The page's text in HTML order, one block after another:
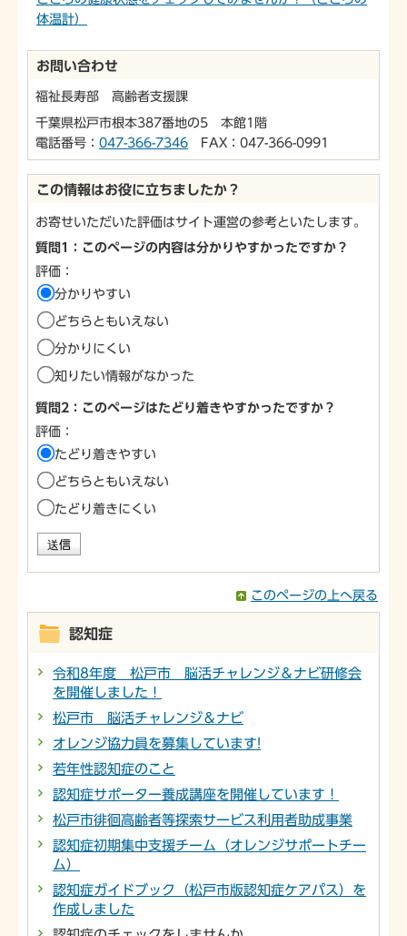
体温計）
お問い合わせ
福祉長寿部 高齢者支援課
千葉県松戸市根本387番地の5 本館1階
電話番号： 047-366-7346 FAX：047-366-0991
この情報はお役に立ちましたか？
お寄せいただいた評価はサイト運営の参考といたします。
質問1：このページの内容は分かりやすかったですか？
評価：
分かりやすい
どちらともいえない
分かりにくい
知りたい情報がなかった
質問2：このページはたどり着きやすかったですか？
評価：
たどり着きやすい
どちらともいえない
たどり着きにくい
このページの上へ戻る
認知症
令和8年度 松戸市 脳活チャレンジ＆ナビ研修会
を開催しました！
松戸市 脳活チャレンジ＆ナビ
オレンジ協力員を募集しています!
若年性認知症のこと
認知症サポーター養成講座を開催しています！
松戸市徘徊高齢者等探索サービス利用者助成事業
認知症初期集中支援チーム（オレンジサポートチー
ム）
認知症ガイドブック（松戸市版認知症ケアパス）を
作成しました